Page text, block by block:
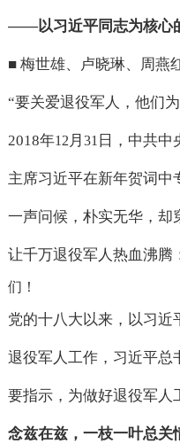
——以习近平同志为核心
■ 梅世雄、卢晓琳、周燕
“要关爱退役军人，他们
2018年12月 31 日，中共中
主席习近平在新年贺词中
一声问候，朴实无华，却
让千万退役军人热血沸腾
们！
党的十八大以来，以习
退役军人工作，习近平总
要指示，为做好退役军人
念兹在兹，一枝一叶总关